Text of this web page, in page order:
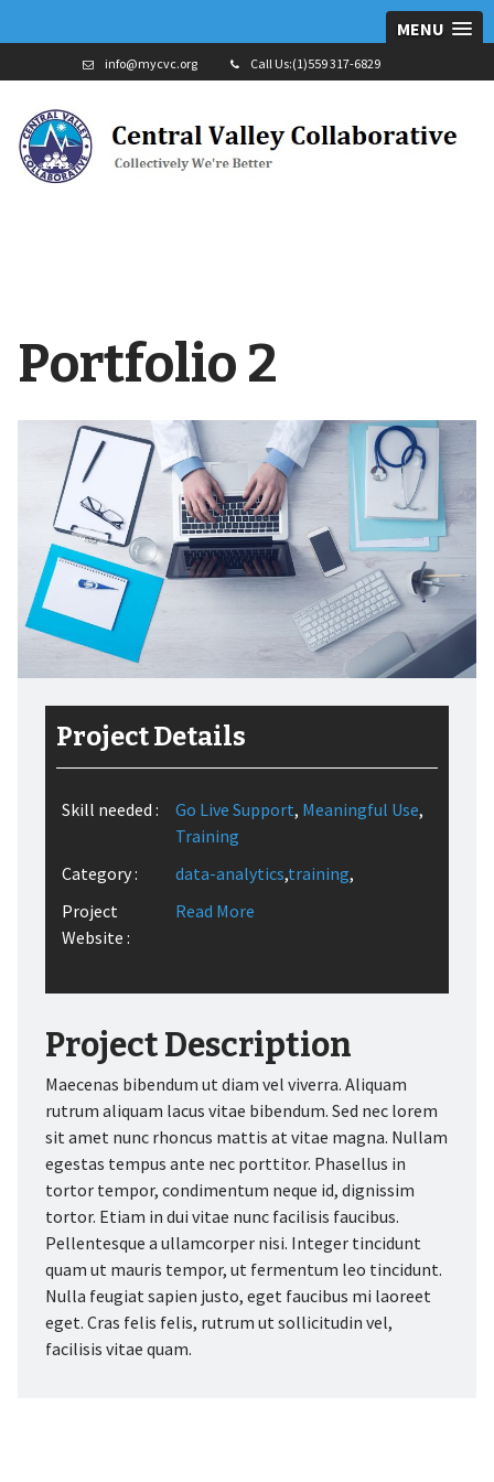
MENU
info@mycvc.org Call Us:(1)559 317-6829
Portfolio 2
Project Details
Skill needed : Go Live Support, Meaningful Use,
Training
Category :
data-analytics,training,
Project
Website :
Read More
Project Description
Maecenas bibendum ut diam vel viverra. Aliquam
rutrum aliquam lacus vitae bibendum. Sed nec lorem
sit amet nunc rhoncus mattis at vitae magna. Nullam
egestas tempus ante nec porttitor. Phasellus in
tortor tempor, condimentum neque id, dignissim
tortor. Etiam in dui vitae nunc facilisis faucibus.
Pellentesque a ullamcorper nisi. Integer tincidunt
quam ut mauris tempor, ut fermentum leo tincidunt.
Nulla feugiat sapien justo, eget faucibus mi laoreet
eget. Cras felis felis, rutrum ut sollicitudin vel,
facilisis vitae quam.